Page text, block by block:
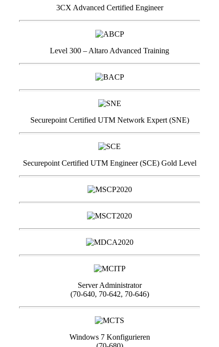
3CX Advanced Certified Engineer
Level 300 – Altaro Advanced Training
Securepoint Certified UTM Network Expert (SNE)
Securepoint Certified UTM Engineer (SCE) Gold Level
Server Administrator
(70-640, 70-642, 70-646)
Windows 7 Konfigurieren